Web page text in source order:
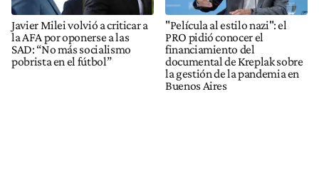
Javier Milei volvió a criticar a
la AFA por oponerse a las
SAD: “No más socialismo
pobrista en el fútbol”
"Película al estilo nazi": el
PRO pidió conocer el
financiamiento del
documental de Kreplak sobre
la gestión de la pandemia en
Buenos Aires